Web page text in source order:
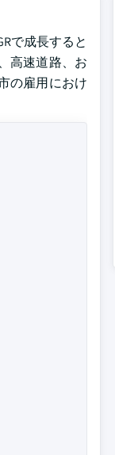
で成長すると
高速道路、お
の雇用におけ